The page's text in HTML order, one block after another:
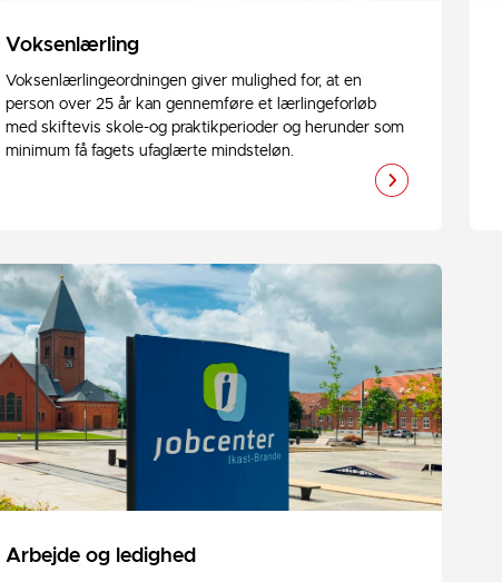
Voksenlærling
Voksenlærlingeordningen giver mulighed for, at en
person over 25 år kan gennemføre et lærlingeforløb
med skiftevis skole-og praktikperioder og herunder som
minimum få fagets ufaglærte mindsteløn.
Arbejde og ledighed